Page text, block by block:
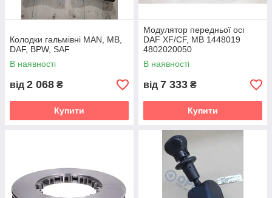
Колодки гальмівні MAN, MB,
DAF, BPW, SAF
В наявності
від 2 068 ₴
Купити
Модулятор передньої осі
DAF XF/CF, MB 1448019
4802020050
В наявності
від 7 333 ₴
Купити